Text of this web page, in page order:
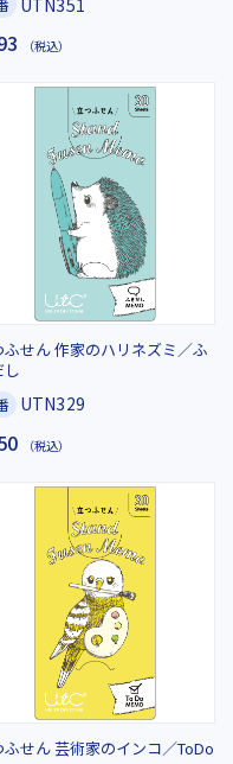
（税込）
ふせん 作家のハリネズミ／ふ
し
UTN329
（税込）
ふせん 芸術家のインコ／ToDo